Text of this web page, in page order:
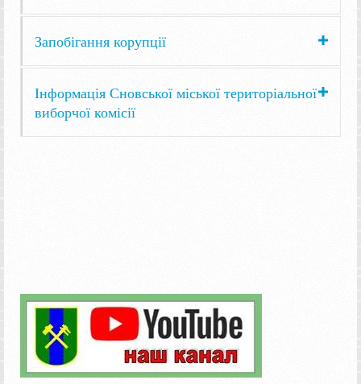
Запобігання корупції
Інформація Сновської міської територіальної
виборчої комісії